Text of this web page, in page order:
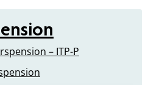
– ITP-P